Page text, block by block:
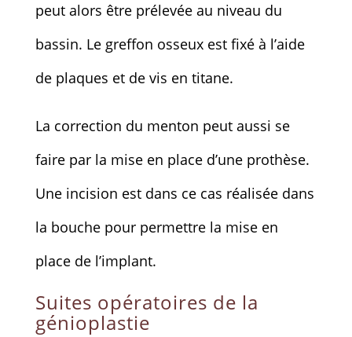
peut alors être prélevée au niveau du
bassin. Le greffon osseux est fixé à l’aide
de plaques et de vis en titane.
La correction du menton peut aussi se
faire par la mise en place d’une prothèse.
Une incision est dans ce cas réalisée dans
la bouche pour permettre la mise en
place de l’implant.
Suites opératoires de la
génioplastie